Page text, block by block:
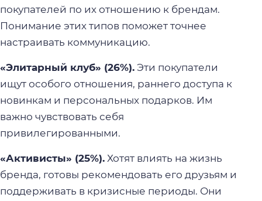
покупателей по их отношению к брендам.
Понимание этих типов поможет точнее
настраивать коммуникацию.
«Элитарный клуб» (26%). Эти покупатели
ищут особого отношения, раннего доступа к
новинкам и персональных подарков. Им
важно чувствовать себя
привилегированными.
«Активисты» (25%). Хотят влиять на жизнь
бренда, готовы рекомендовать его друзьям и
поддерживать в кризисные периоды. Они